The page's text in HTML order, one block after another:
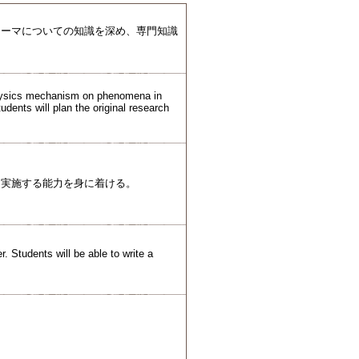
マについての知識を深め、専門知識
mechanism on phenomena in
will plan the original research
施する能力を身に着ける。
Students will be able to write a